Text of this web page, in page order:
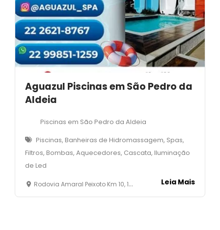
Aguazul Piscinas em São Pedro da
Aldeia
Piscinas em São Pedro da Aldeia
Piscinas, Banheiras de Hidromassagem, Spas,
Filtros, Bombas, Aquecedores, Cascata, Iluminação
de Led
Rodovia Amaral Peixoto Km 10, 100 - Balneário - São Pedro Da Aldeia- RJ Leia Mais